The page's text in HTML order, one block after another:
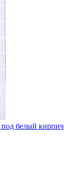
под белый кирпич